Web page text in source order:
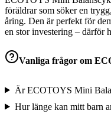
föräldrar som söker en
åring. Den är perfekt för
en stor investering – därför
Vanliga frågor om
Är ECOTOYS Mini
Hur länge kan mitt barn